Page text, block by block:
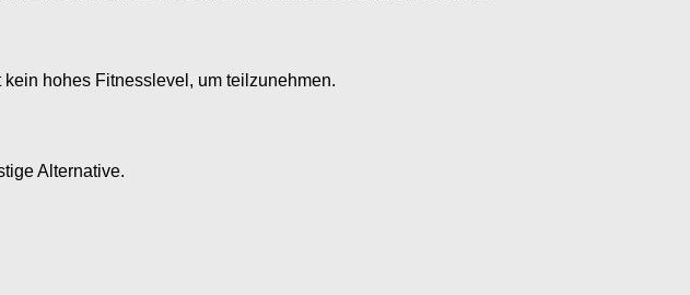
hohes Fitnesslevel, um teilzunehmen.
Alternative.